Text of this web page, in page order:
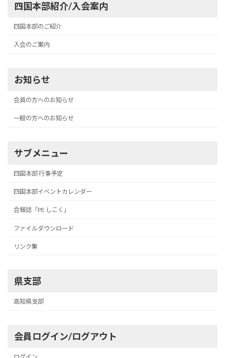
四国本部紹介/入会案内
四国本部のご紹介
入会のご案内
お知らせ
会員の方へのお知らせ
一般の方へのお知らせ
サブメニュー
四国本部 行事予定
四国本部イベントカレンダー
会報誌「PE しこく」
ファイルダウンロード
リンク集
県支部
高知県支部
会員ログイン/ログアウト